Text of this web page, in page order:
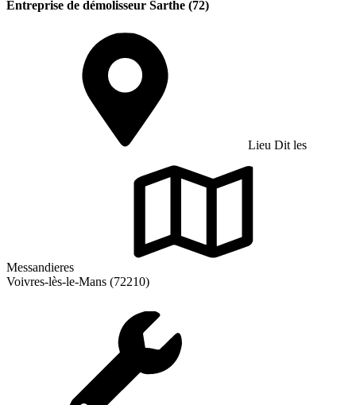
Entreprise de démolisseur Sarthe (72)
Lieu Dit les
Messandieres
Voivres-lès-le-Mans (72210)